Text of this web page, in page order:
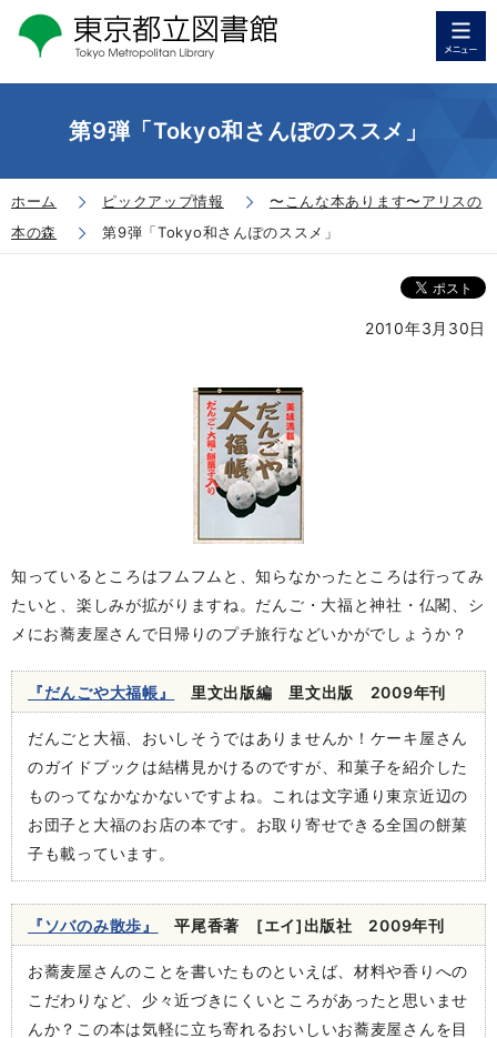
第9弾「Tokyo和さんぽのススメ」
ホーム ピックアップ情報
〜こんな本あります〜アリスの
本の森
第9弾「Tokyo和さんぽのススメ」
2010年3月30日
知っているところはフムフムと、知らなかったところは行ってみ
たいと、楽しみが拡がりますね。だんご・大福と神社・仏閣、シ
メにお蕎麦屋さんで日帰りのプチ旅行などいかがでしょうか？
『だんごや大福帳』 里文出版編 里文出版 2009年刊
だんごと大福、おいしそうではありませんか！ケーキ屋さん
のガイドブックは結構見かけるのですが、和菓子を紹介した
ものってなかなかないですよね。これは文字通り東京近辺の
お団子と大福のお店の本です。お取り寄せできる全国の餅菓
子も載っています。
『ソバのみ散歩』 平尾香著 [エイ]出版社 2009年刊
お蕎麦屋さんのことを書いたものといえば、材料や香りへの
こだわりなど、少々近づきにくいところがあったと思いませ
んか？この本は気軽に立ち寄れるおいしいお蕎麦屋さんを目